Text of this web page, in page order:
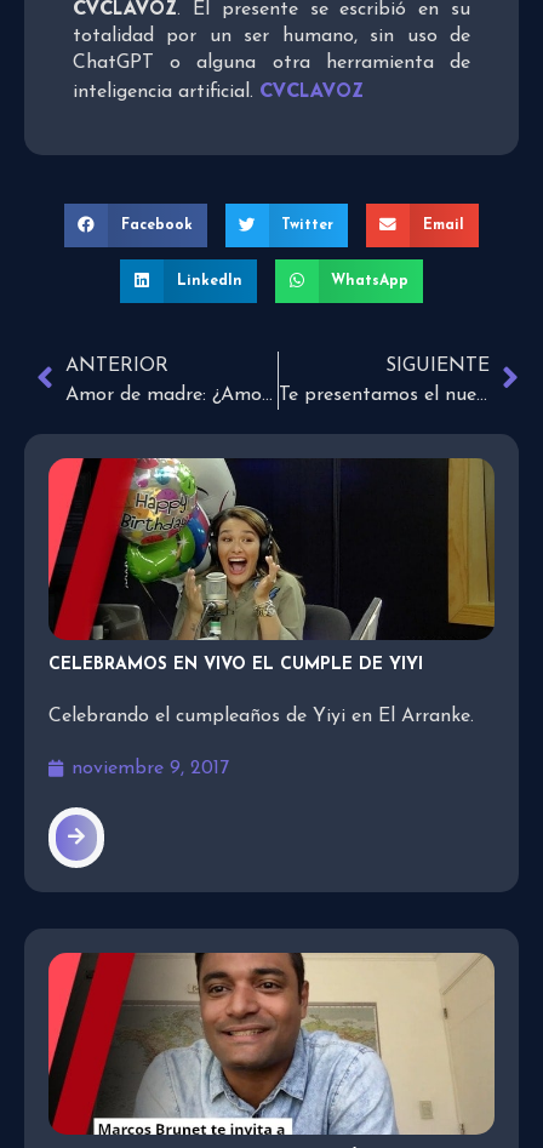
CVCLAVOZ. El presente se escribió en su
totalidad por un ser humano, sin uso de
ChatGPT o alguna otra herramienta de
inteligencia artificial. CVCLAVOZ
Facebook Twitter Email
LinkedIn WhatsApp
ANTERIOR
Amor de madre: ¿Amor de Dios?
SIGUIENTE
Te presentamos el nuevo video de José Luis Robledo, “Yo iré” antes del lanzamiento oficial
CELEBRAMOS EN VIVO EL CUMPLE DE YIYI
Celebrando el cumpleaños de Yiyi en El Arranke.
noviembre 9, 2017